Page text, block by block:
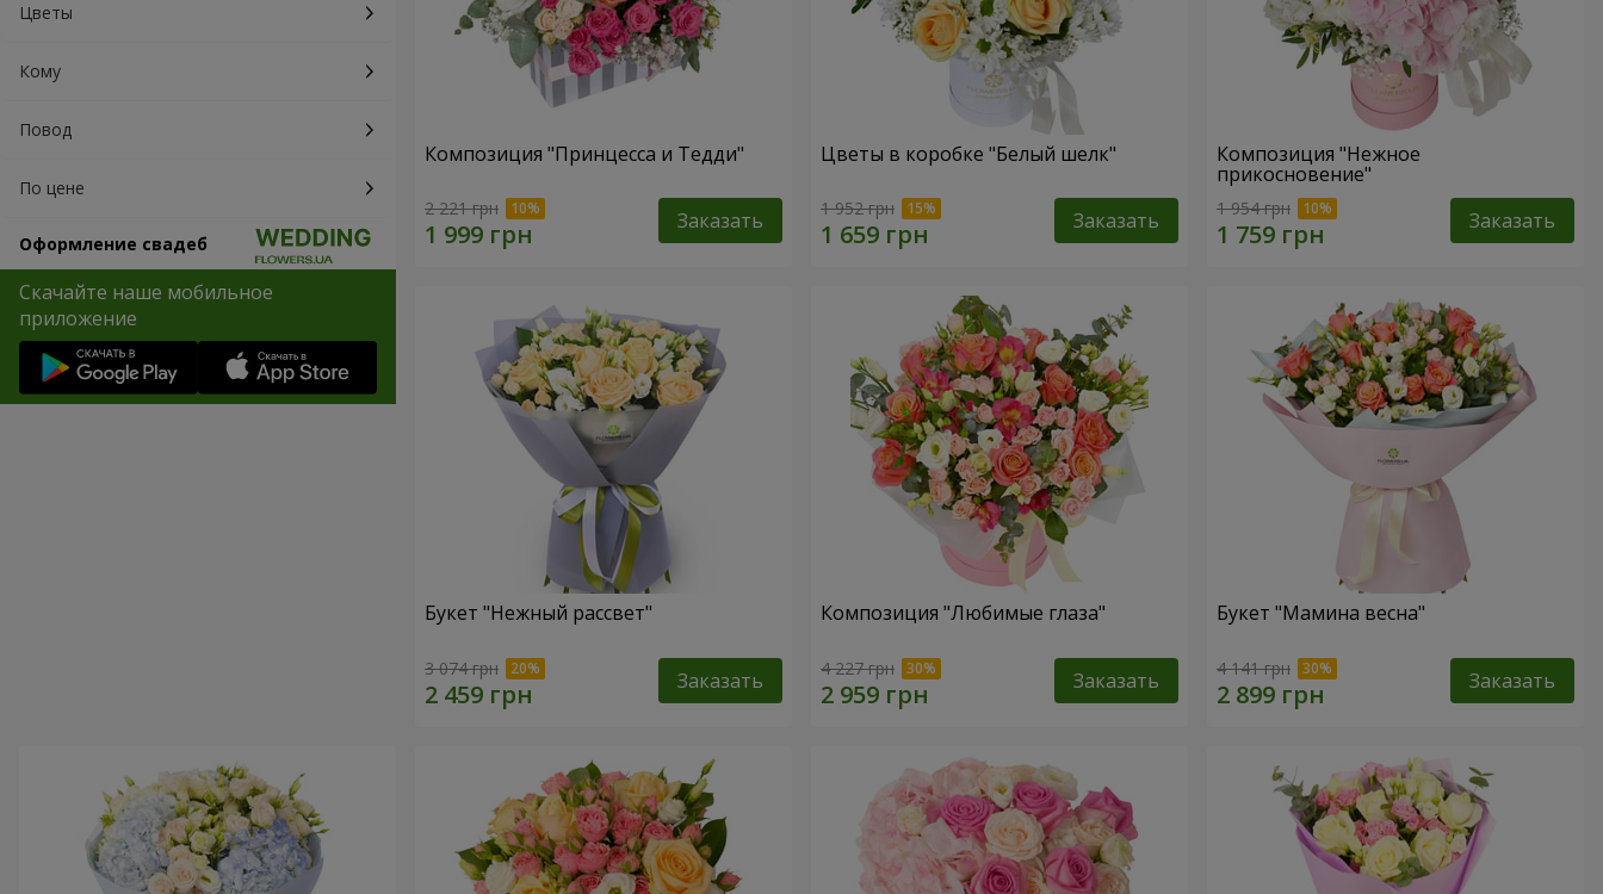
Цветы
Кому
Повод
По цене
Оформление свадеб
Скачайте наше мобильное
приложение
Композиция "Принцесса и Тедди"
2 221 грн Заказать
Цветы в коробке "Белый шелк"
1 952 грн Заказать
Композиция "Нежное
прикосновение"
1 954 грн Заказать
Букет "Нежный рассвет"
3 074 грн Заказать
Композиция "Любимые глаза"
4 227 грн Заказать
Букет "Мамина весна"
4 141 грн Заказать